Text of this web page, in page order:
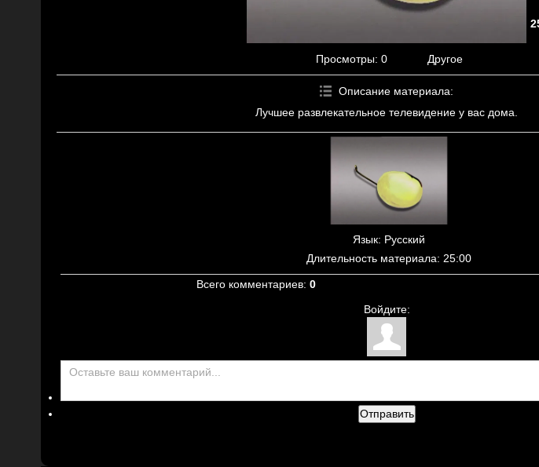
Просмотры: 0 Другое
Описание материала:
Лучшее развлекательное телевидение у вас дома.
Язык: Русский
Длительность материала: 25:00
Всего комментариев: 0
Войдите:
Отправить